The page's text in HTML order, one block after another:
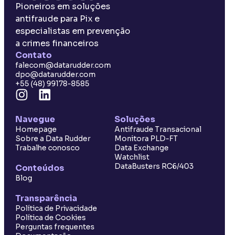
Pioneiros em soluções
antifraude para Pix e
especialistas em prevenção
a crimes financeiros
Contato
falecom@datarudder.com
dpo@datarudder.com
+55 (48) 99178-8585
Navegue
Homepage
Sobre a Data Rudder
Trabalhe conosco
Conteúdos
Blog
Transparência
Política de Privacidade
Política de Cookies
Perguntas frequentes
Soluções
Antifraude Transacional
Monitora PLD-FT
Data Exchange
Watchlist
DataBusters RC6/403